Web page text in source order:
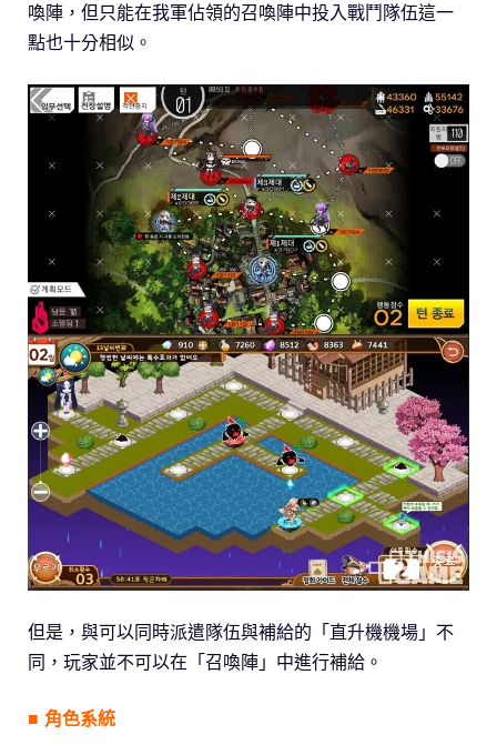
喚陣，但只能在我軍佔領的召喚陣中投入戰鬥隊伍這一
點也十分相似。
但是，與可以同時派遣隊伍與補給的「直升機機場」不
同，玩家並不可以在「召喚陣」中進行補給。
■ 角色系統